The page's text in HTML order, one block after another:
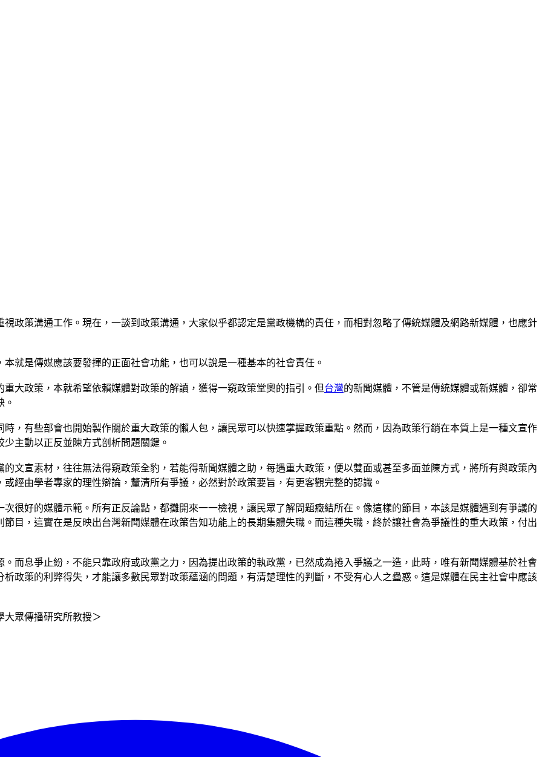
政策溝通工作。現在，一談到政策溝通，大家似乎都認定是黨政機構的責任，而相對忽略了傳統媒體及網路新媒體，也應針
就是傳媒應該要發揮的正面社會功能，也可以說是一種基本的社會責任。
大政策，本就希望依賴媒體對政策的解讀，獲得一窺政策堂奧的指引。但台灣的新聞媒體，不管是傳統媒體或新媒體，卻常
。
，有些部會也開始製作關於重大政策的懶人包，讓民眾可以快速掌握政策重點。然而，因為政策行銷在本質上是一種文宣作
主動以正反並陳方式剖析問題關鍵。
文宣素材，往往無法得窺政策全豹，若能得新聞媒體之助，每遇重大政策，便以雙面或甚至多面並陳方式，將所有與政策內
經由學者專家的理性辯論，釐清所有爭議，必然對於政策要旨，有更客觀完整的認識。
很好的媒體示範。所有正反論點，都攤開來一一檢視，讓民眾了解問題癥結所在。像這樣的節目，本該是媒體遇到有爭議的
目，這實在是反映出台灣新聞媒體在政策告知功能上的長期集體失職。而這種失職，終於讓社會為爭議性的重大政策，付出
而息爭止紛，不能只靠政府或政黨之力，因為提出政策的執政黨，已然成為捲入爭議之一造，此時，唯有新聞媒體基於社會
政策的利弊得失，才能讓多數民眾對政策蘊涵的問題，有清楚理性的判斷，不受有心人之蠱惑。這是媒體在民主社會中應該
大眾傳播研究所教授＞